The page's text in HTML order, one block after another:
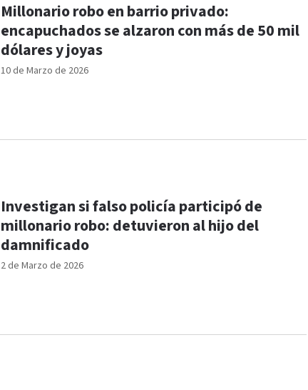
10 de Marzo de 2026
Millonario robo en barrio privado:
encapuchados se alzaron con más de 50 mil
dólares y joyas
2 de Marzo de 2026
Investigan si falso policía participó de
millonario robo: detuvieron al hijo del
damnificado